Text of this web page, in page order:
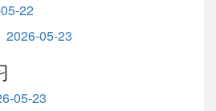
22
2026-05-23
05-23